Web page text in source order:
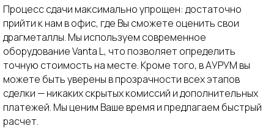
Процесс сдачи максимально упрощен: достаточно
прийти к нам в офис, где Вы сможете оценить свои
драгметаллы. Мы используем современное
оборудование Vanta L, что позволяет определить
точную стоимость на месте. Кроме того, в АУРУМ вы
можете быть уверены в прозрачности всех этапов
сделки — никаких скрытых комиссий и дополнительных
платежей. Мы ценим Ваше время и предлагаем быстрый
расчет.
* Вся информация о ценах и предложениях является публичной
информацией и носит информационный характер, и не может
рассматриваться, как публичная оферта, в понимании ст. 437 гк рф.
Для оформления услуги продажи определенного предмета или
изделия, необходимо согласовать цену с менеджером на месте
персонально и индивидуально.